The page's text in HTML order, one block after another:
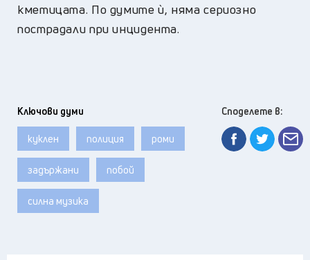
кметицата. По думите ѝ, няма сериозно
пострадали при инцидента.
Ключови думи
куклен полиция роми
задържани побой
силна музика
Споделете в: